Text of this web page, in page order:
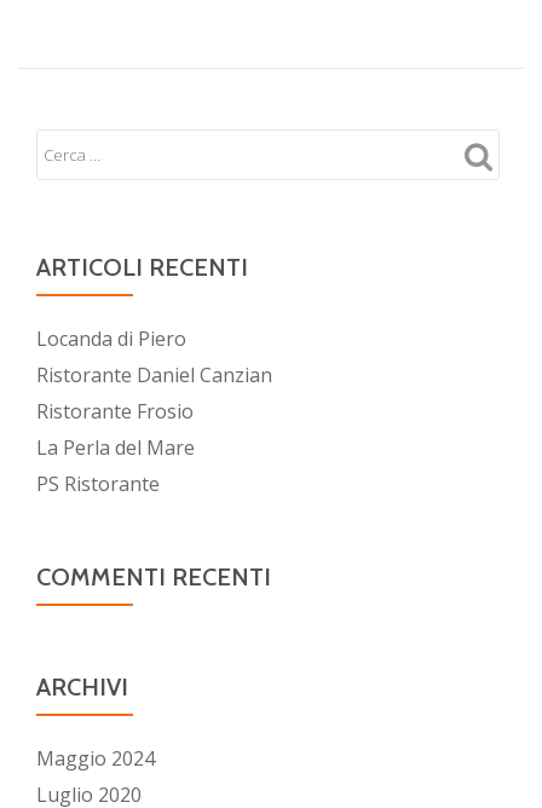
ARTICOLI RECENTI
Locanda di Piero
Ristorante Daniel Canzian
Ristorante Frosio
La Perla del Mare
PS Ristorante
COMMENTI RECENTI
ARCHIVI
Maggio 2024
Luglio 2020